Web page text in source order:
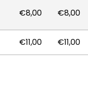
€8,00 €8,00
€11,00 €11,00